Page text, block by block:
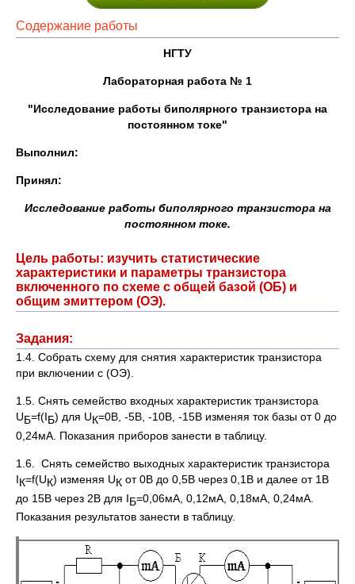
Содержание работы
НГТУ
Лабораторная работа № 1
"Исследование работы биполярного транзистора на
постоянном токе"
Выполнил:
Принял:
Исследование работы биполярного транзистора на
постоянном токе.
Цель работы: изучить статистические
характеристики и параметры транзистора
включенного по схеме с общей базой (ОБ) и
общим эмиттером (ОЭ).
Задания:
1.4. Собрать схему для снятия характеристик транзистора
при включении с (ОЭ).
1.5. Снять семейство входных характеристик транзистора
UБ=f(IБ) для UК=0В, -5В, -10В, -15В изменяя ток базы от 0 до
0,24мА. Показания приборов занести в таблицу.
1.6. Снять семейство выходных характеристик транзистора
IК=f(UК) изменяя UК от 0В до 0,5В через 0,1В и далее от 1В
до 15В через 2В для IБ=0,06мА, 0,12мА, 0,18мА, 0,24мА.
Показания результатов занести в таблицу.